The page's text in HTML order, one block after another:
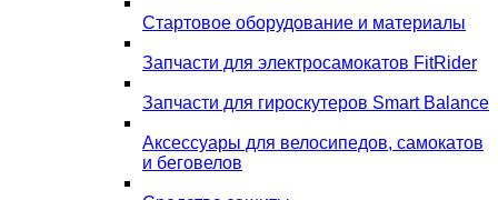
Стартовое оборудование и материалы
Запчасти для электросамокатов FitRider
Запчасти для гироскутеров Smart Balance
Аксессуары для велосипедов, самокатов
и беговелов